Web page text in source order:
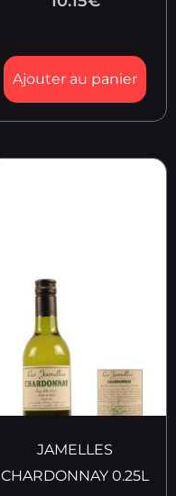
Ajouter au panier
JAMELLES
CHARDONNAY 0.25L